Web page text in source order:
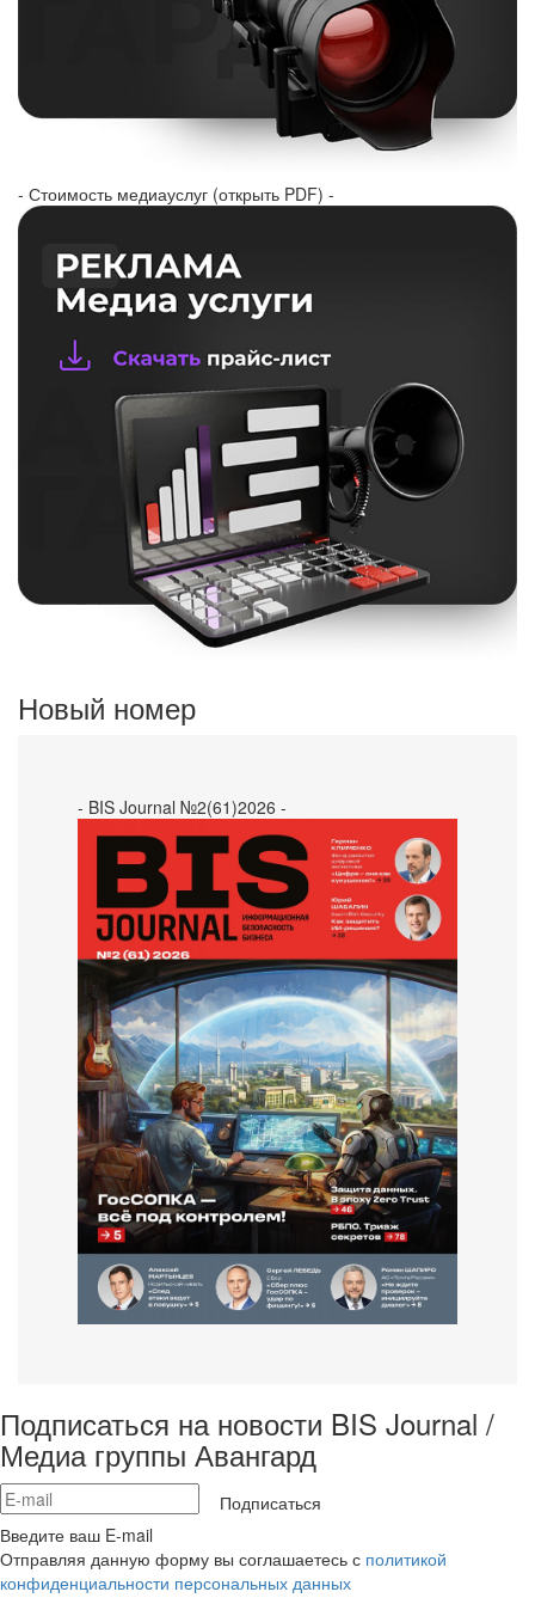
- Стоимость медиауслуг (открыть PDF) -
Новый номер
- BIS Journal №2(61)2026 -
Подписаться на новости BIS Journal /
Медиа группы Авангард
Подписаться
Введите ваш E-mail
Отправляя данную форму вы соглашаетесь с политикой
конфиденциальности персональных данных